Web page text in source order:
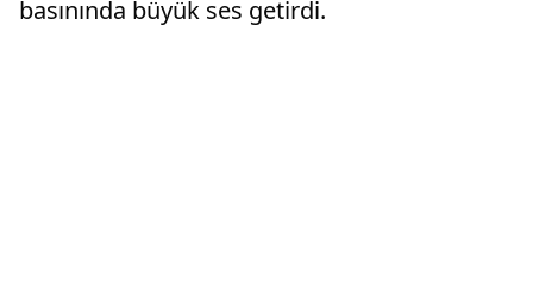
basınında büyük ses getirdi.